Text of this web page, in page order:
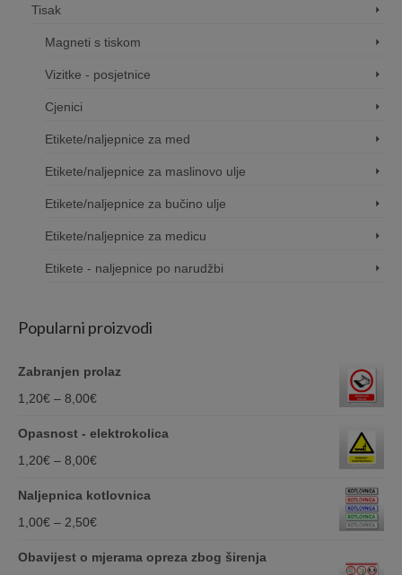
Tisak
Magneti s tiskom
Vizitke - posjetnice
Cjenici
Etikete/naljepnice za med
Etikete/naljepnice za maslinovo ulje
Etikete/naljepnice za bučino ulje
Etikete/naljepnice za medicu
Etikete - naljepnice po narudžbi
Popularni proizvodi
Zabranjen prolaz
1,20€ – 8,00€Price
Opasnost - elektrokolica
1,20€ – 8,00€Price
8,00€
Naljepnica kotlovnica
1,00€ – 2,50€Price
Obavijest o mjerama opreza zbog širenja